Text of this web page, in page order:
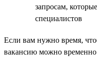
запросам,
специалистов
Если вам нужно время,
вакансию можно временно